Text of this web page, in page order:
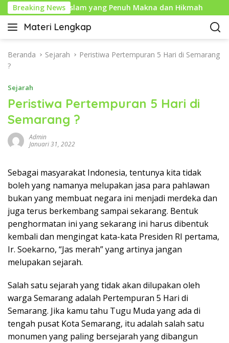
a
Breaking News
Tahun Baru Islam yang Penuh Makna dan Hikmah
Materi Lengkap
I
f
e
n
d
i
i
n
L
e
n
g
k
a
Beranda Sejarah
Peristiwa Pertempuran 5 Hari di Semarang
?
Sejarah
Peristiwa Pertempuran 5 Hari di
Semarang ?
Admin
Januari 31, 2022
Sebagai masyarakat Indonesia, tentunya kita tidak
boleh yang namanya melupakan jasa para pahlawan
bukan yang membuat negara ini menjadi merdeka dan
juga terus berkembang sampai sekarang. Bentuk
penghormatan ini yang sekarang ini harus dibentuk
kembali dan mengingat kata-kata Presiden RI pertama,
Ir. Soekarno, “Jas merah” yang artinya jangan
melupakan sejarah.
Salah satu sejarah yang tidak akan dilupakan oleh
warga Semarang adalah Pertempuran 5 Hari di
Semarang. Jika kamu tahu Tugu Muda yang ada di
tengah pusat Kota Semarang, itu adalah salah satu
monumen yang paling bersejarah yang dibangun